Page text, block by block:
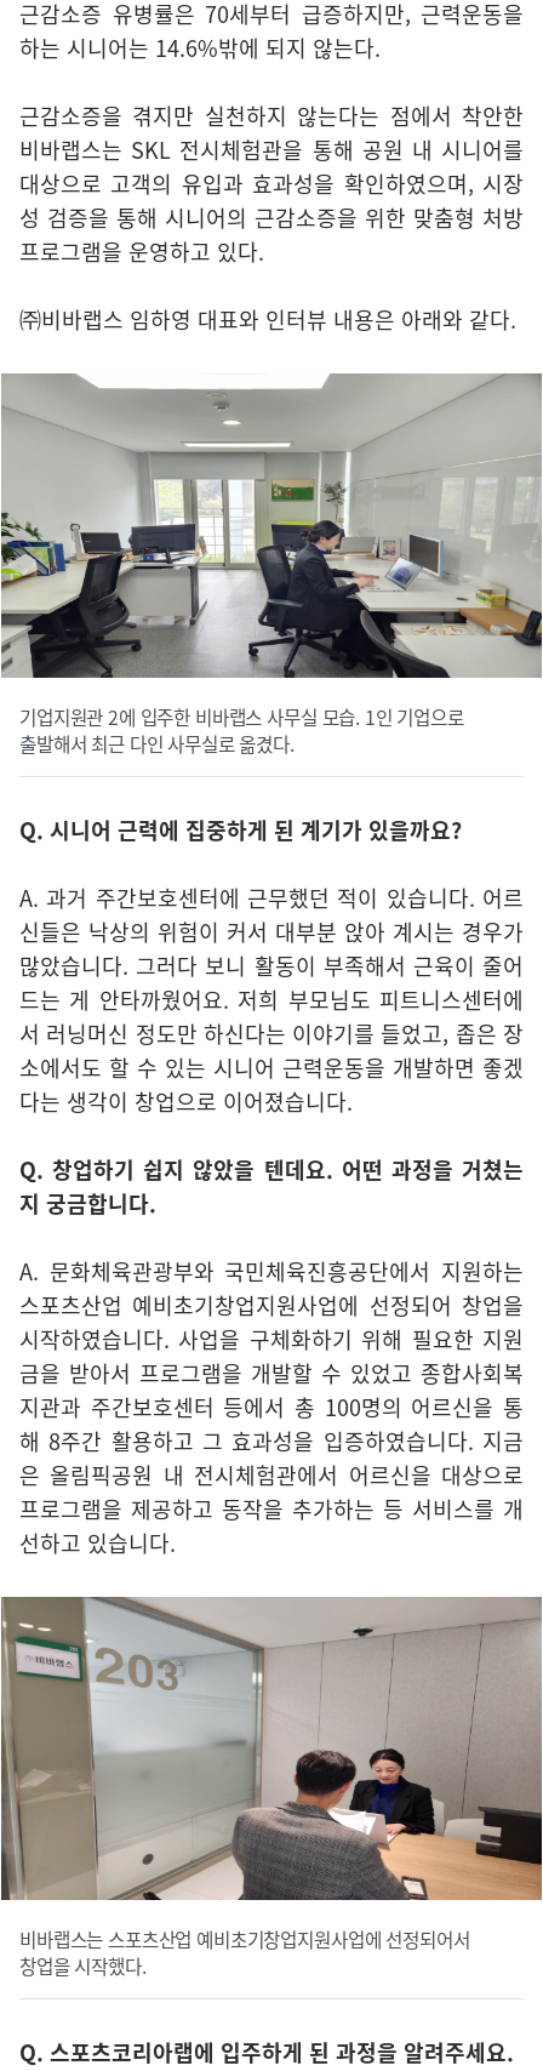
근감소증 유병률은 70세부터 급증하지만, 근력운동을
하는 시니어는 14.6%밖에 되지 않는다.
근감소증을 겪지만 실천하지 않는다는 점에서 착안한
비바랩스는 SKL 전시체험관을 통해 공원 내 시니어를
대상으로 고객의 유입과 효과성을 확인하였으며, 시장
성 검증을 통해 시니어의 근감소증을 위한 맞춤형 처방
프로그램을 운영하고 있다.
㈜비바랩스 임하영 대표와 인터뷰 내용은 아래와 같다.
기업지원관 2에 입주한 비바랩스 사무실 모습. 1인 기업으로
출발해서 최근 다인 사무실로 옮겼다.
Q. 시니어 근력에 집중하게 된 계기가 있을까요?
A. 과거 주간보호센터에 근무했던 적이 있습니다. 어르
신들은 낙상의 위험이 커서 대부분 앉아 계시는 경우가
많았습니다. 그러다 보니 활동이 부족해서 근육이 줄어
드는 게 안타까웠어요. 저희 부모님도 피트니스센터에
서 러닝머신 정도만 하신다는 이야기를 들었고, 좁은 장
소에서도 할 수 있는 시니어 근력운동을 개발하면 좋겠
다는 생각이 창업으로 이어졌습니다.
Q. 창업하기 쉽지 않았을 텐데요. 어떤 과정을 거쳤는
지 궁금합니다.
A. 문화체육관광부와 국민체육진흥공단에서 지원하는
스포츠산업 예비초기창업지원사업에 선정되어 창업을
시작하였습니다. 사업을 구체화하기 위해 필요한 지원
금을 받아서 프로그램을 개발할 수 있었고 종합사회복
지관과 주간보호센터 등에서 총 100명의 어르신을 통
해 8주간 활용하고 그 효과성을 입증하였습니다. 지금
은 올림픽공원 내 전시체험관에서 어르신을 대상으로
프로그램을 제공하고 동작을 추가하는 등 서비스를 개
선하고 있습니다.
비바랩스는 스포츠산업 예비초기창업지원사업에 선정되어서
창업을 시작했다.
Q. 스포츠코리아랩에 입주하게 된 과정을 알려주세요.